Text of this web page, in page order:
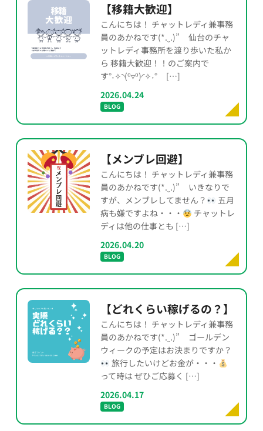
【移籍大歓迎】
こんにちは！ チャットレディ兼事務
員のあかねです(*.ˬ.)” 仙台のチャ
ットレディ事務所を渡り歩いた私か
ら 移籍大歓迎！！のご案内で
す°˖✧◝(⁰▿⁰)◜✧˖° […]
2026.04.24
BLOG
【メンブレ回避】
こんにちは！ チャットレディ兼事務
員のあかねです(*.ˬ.)” いきなりで
すが、メンブレしてません？
五月
病も嫌ですよね・・・
チャットレ
ディは他の仕事とも […]
2026.04.20
BLOG
【どれくらい稼げるの？】
こんにちは！ チャットレディ兼事務
員のあかねです(*.ˬ.)” ゴールデン
ウィークの予定はお決まりですか？
旅行したいけどお金が・・・
って時は ぜひご応募く […]
2026.04.17
BLOG